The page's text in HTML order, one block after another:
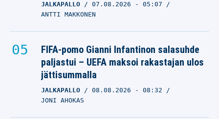
JALKAPALLO 07.08.2026 - 05:07
ANTTI MAKKONEN
FIFA-pomo Gianni Infantinon salasuhde
paljastui – UEFA maksoi rakastajan ulos
jättisummalla
JALKAPALLO 08.08.2026 - 08:32
JONI AHOKAS